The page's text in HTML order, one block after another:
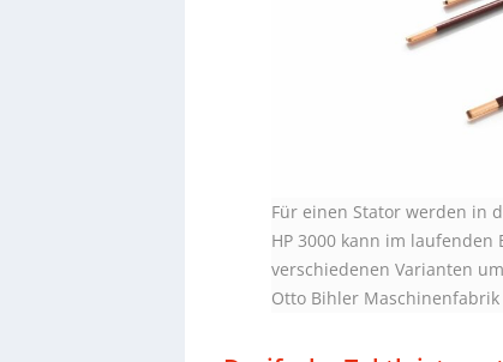
Für einen Stator werden in
HP 3000 kann im
verschiedenen Varianten
Otto Bihler Maschinenfabrik